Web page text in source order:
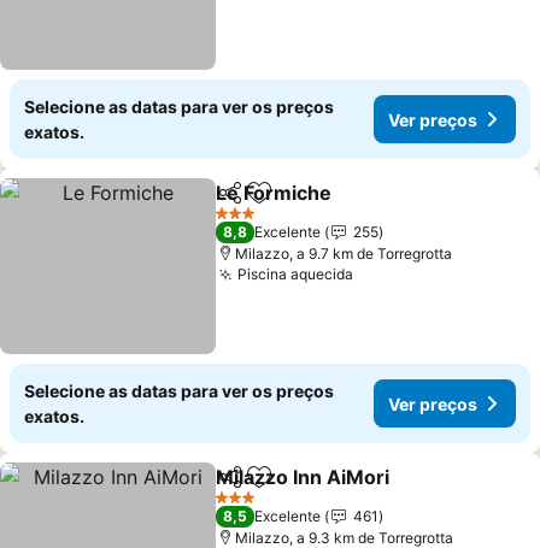
Selecione as datas para ver os preços
exatos.
Ver preços
PartilharAdicionar aos favoritos
Le Formiche
3 Estrelas
8,8 Excelente
255
Milazzo, a 9.7 km de Torregrotta
Piscina aquecida
Selecione as datas para ver os preços
exatos.
Ver preços
PartilharAdicionar aos favoritos
Milazzo Inn AiMori
3 Estrelas
8,5 Excelente
461
Milazzo, a 9.3 km de Torregrotta